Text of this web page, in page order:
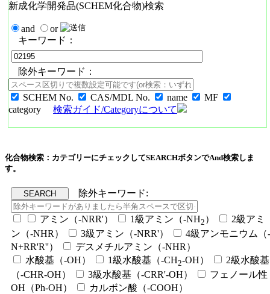
新成化学開発品(SCHEM化合物)検索
and
or
キーワード：
除外キーワード：
SCHEM No. CAS/MDL No. name
MF
category
検索ガイド/Categoryについて
化合物検索：カテゴリーにチェックしてSEARCHボタンでAnd検索しま
す。
除外キーワード:
アミン（-NRR'） 1級アミン（-NH2 ）
2級アミ
ン（-NHR）
3級アミン（-NRR'）
4級アンモニウム（-
N+RR'R''）
デスメチルアミン（-NHR）
水酸基（-OH）
1級水酸基（-CH2-OH）
2級水酸基
（-CHR-OH）
3級水酸基（-CRR'-OH）
フェノール性
OH（Ph-OH）
カルボン酸（-COOH）